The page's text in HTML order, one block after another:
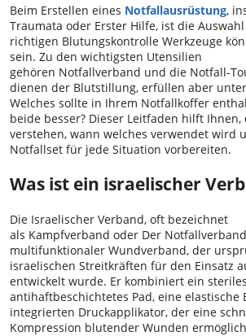
Beim Erstellen eines Notfallausrüstung,
Traumata oder Erster Hilfe, ist die
richtigen Blutungskontrolle Werkzeuge
sein. Zu den wichtigsten Utensilien
gehören Notfallverband und die Notfall-
dienen der Blutstillung, erfüllen aber
Welches sollte in Ihrem Notfallkoffer
beide besser? Dieser Leitfaden hilft
verstehen, wann welches verwendet wird
Notfallset für jede Situation vorbereiten.
Was ist ein israelischer
Die Israelischer Verband, oft bezeichnet
als Kampfverband oder Der
multifunktionaler Wundverband, der
israelischen Streitkräften für den Einsatz
entwickelt wurde. Er kombiniert ein
antihaftbeschichtetes Pad, eine elastische
integrierten Druckapplikator, der eine
Kompression blutender Wunden